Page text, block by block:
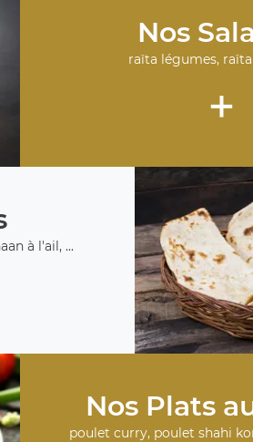
Nos
raïta légumes,
+
à l'ail, ...
Nos Plats
poulet curry, poulet shahi